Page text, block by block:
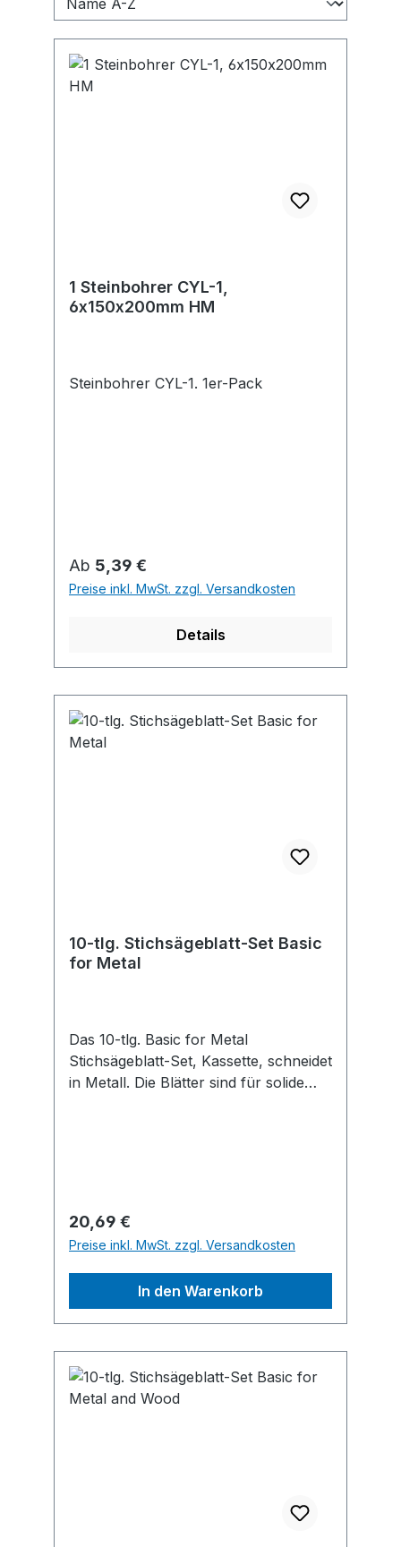
1 Steinbohrer CYL-1,
6x150x200mm HM
Steinbohrer CYL-1. 1er-Pack
Regulärer Preis:
Ab 5,39 €
Preise inkl. MwSt. zzgl. Versandkosten
Details
10-tlg. Stichsägeblatt-Set Basic
for Metal
Das 10-tlg. Basic for Metal
Stichsägeblatt-Set, Kassette, schneidet
in Metall. Die Blätter sind für solide
Regulärer Preis:
20,69 €
Preise inkl. MwSt. zzgl. Versandkosten
In den Warenkorb